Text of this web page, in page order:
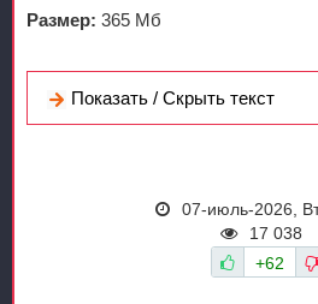
Размер: 365 Мб
Показать / Скрыть текст
07-июль-2026,
17 038
+62